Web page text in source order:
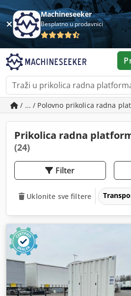
Machineseeker
Besplatno u prodavnici
/ ... / Polovno prikolica radna
Prikolica radna
(24)
Filter
Uklonite sve filtere